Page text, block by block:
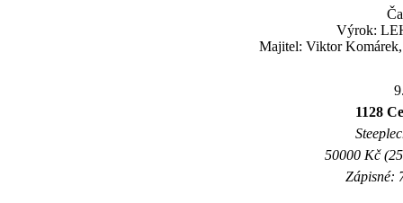
Výrok:
Majitel: Viktor Komárek,
1128
50000 Kč
Zápisné: